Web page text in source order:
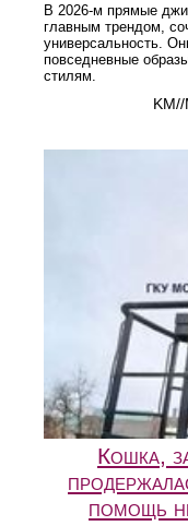
В 2026-м прямые
главным трендом,
универсальность.
повседневные
стилям.
Кошка,
помощь